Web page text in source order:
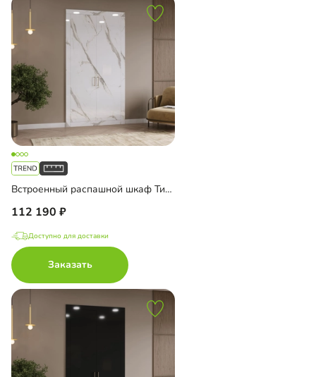
Встроенный распашной шкаф Тино-2-3
112 190
Доступно для доставки
Заказать